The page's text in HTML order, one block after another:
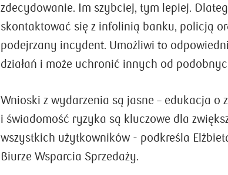
zdecydowanie. Im szybciej, tym lepiej.
skontaktować się z infolinią banku, policją
podejrzany incydent. Umożliwi to
działań i może uchronić innych od
Wnioski z wydarzenia są jasne – edukacja o
i świadomość ryzyka są kluczowe dla
wszystkich użytkowników - podkreśla
Biurze Wsparcia Sprzedaży.